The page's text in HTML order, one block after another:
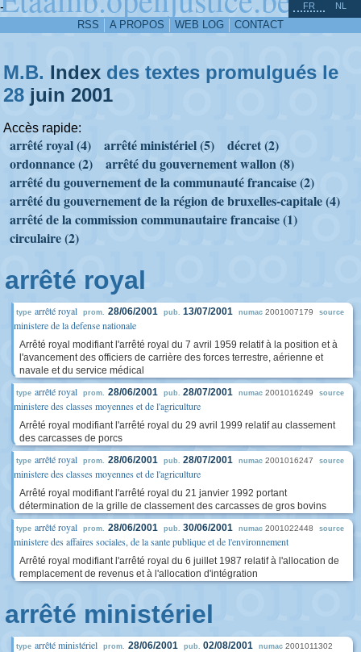
-
RSS A PROPOS WEB LOG CONTACT
FR NL
M.B. Index des textes promulgués le
28 juin 2001
Accès rapide:
arrêté royal (4) arrêté ministériel (5)
décret (2)
ordonnance (2)
arrêté du gouvernement wallon (8)
arrêté du gouvernement de la communauté francaise (2)
arrêté du gouvernement de la région de bruxelles-capitale (4)
arrêté de la commission communautaire francaise (1)
circulaire (2)
arrêté royal
type arrêté royal prom. 28/06/2001 pub. 13/07/2001 numac 2001007179 source
ministere de la defense nationale
Arrêté royal modifiant l'arrêté royal du 7 avril 1959 relatif à la position et à
l'avancement des officiers de carrière des forces terrestre, aérienne et
navale et du service médical
type arrêté royal prom. 28/06/2001 pub. 28/07/2001 numac 2001016249 source
ministere des classes moyennes et de l'agriculture
Arrêté royal modifiant l'arrêté royal du 29 avril 1999 relatif au classement
des carcasses de porcs
type arrêté royal prom. 28/06/2001 pub. 28/07/2001 numac 2001016247 source
ministere des classes moyennes et de l'agriculture
Arrêté royal modifiant l'arrêté royal du 21 janvier 1992 portant
détermination de la grille de classement des carcasses de gros bovins
type arrêté royal prom. 28/06/2001 pub. 30/06/2001 numac 2001022448 source
ministere des affaires sociales, de la sante publique et de l'environnement
Arrêté royal modifiant l'arrêté royal du 6 juillet 1987 relatif à l'allocation de
remplacement de revenus et à l'allocation d'intégration
arrêté ministériel
type arrêté ministériel prom. 28/06/2001 pub. 02/08/2001 numac 2001011302
^